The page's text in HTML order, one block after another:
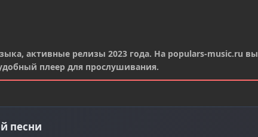
активные релизы 2023 года. На populars-music.ru вы
плеер для прослушивания.
песни